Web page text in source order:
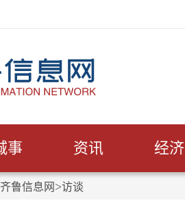
事 资讯 经济
齐鲁信息网 >访谈